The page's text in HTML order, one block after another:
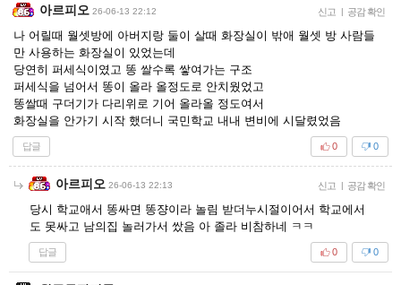
아르피오 26-06-13 22:12 신고 | 공감 확인
나 어릴때 월셋방에 아버지랑 둘이 살때 화장실이 밖애 월셋 방 사람들
만 사용하는 화장실이 있었는데
당연히 퍼세식이였고 똥 쌀수록 쌓여가는 구조
퍼세식을 넘어서 똥이 올라 올정도로 안치웠었고
똥쌀때 구더기가 다리위로 기어 올라올 정도여서
화장실을 안가기 시작 했더니 국민학교 내내 변비에 시달렸었음
답글 0
0
아르피오 26-06-13 22:13 신고 | 공감 확인
당시 학교애서 똥싸면 똥쟝이라 놀림 받더누시절이어서 학교에서
도 못싸고 남의집 놀러가서 쌌음 아 졸라 비참하네 ㅋㅋ
답글 0
0